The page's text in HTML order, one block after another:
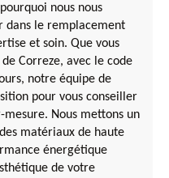
nous nous
dans le remplacement
et soin. Que vous
Correze, avec le code
notre équipe de
pour vous conseiller
Nous mettons un
matériaux de haute
énergétique
de votre